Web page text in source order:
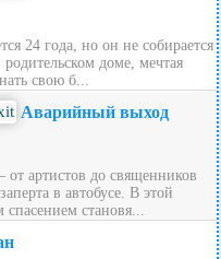
24 года, но он не собирается
доме, мечтая
свою б...
Аварийный выход
артистов до священников
в автобусе. В этой
становя...